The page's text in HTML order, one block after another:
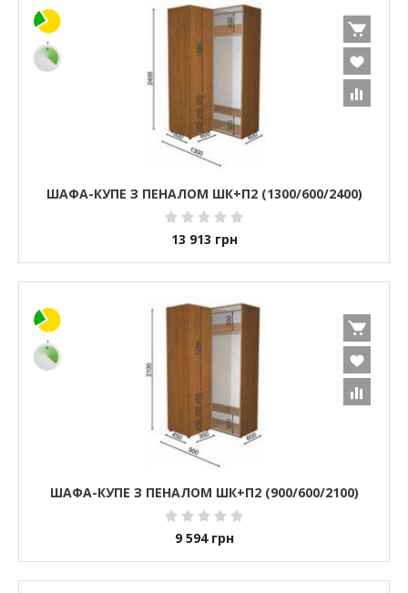
ШАФА-КУПЕ З ПЕНАЛОМ ШК+П2 (1300/600/2400)
13 913 грн
ШАФА-КУПЕ З ПЕНАЛОМ ШК+П2 (900/600/2100)
9 594 грн